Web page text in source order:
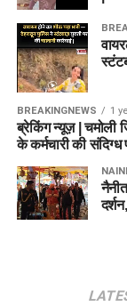
BREAKINGNEWS 1
ब्रेकिंग न्यूज़ | चमोली
के कर्मचारी की संदिग्ध